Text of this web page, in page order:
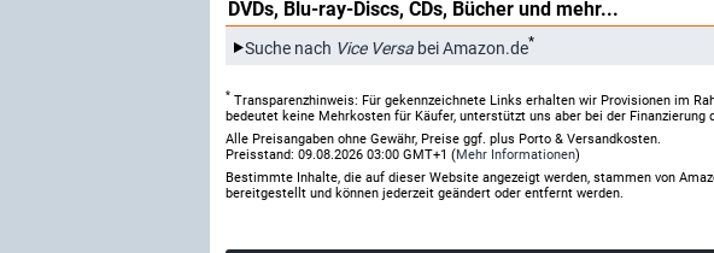
DVDs, Blu-ray-Discs, CDs, Bücher und mehr...
Suche nach Vice Versa bei Amazon.de*
* Transparenzhinweis: Für gekennzeichnete Links erhalten wir Provisionen im
bedeutet keine Mehrkosten für Käufer, unterstützt uns aber bei der Finanzierung
Alle Preisangaben ohne Gewähr, Preise ggf. plus Porto & Versandkosten.
Preisstand: 09.08.2026 03:00 GMT+1 (Mehr Informationen)
Bestimmte Inhalte, die auf dieser Website angezeigt werden, stammen von
bereitgestellt und können jederzeit geändert oder entfernt werden.